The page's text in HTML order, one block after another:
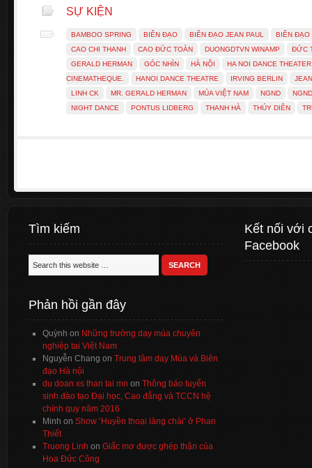
SỰ KIỆN
BAMBOO SPRING BIÊN ĐẠO BIÊN ĐẠO JEAN PAUL
BIÊN ĐẠO
CAO CHI THANH
CAO ĐỨC TOÀN DUONGDTVN WINAMP
ĐỨC
GERALD HERMAN
GÓC NHÌN HÀ NỘI
HA NOI DANCE
CINEMATHEQUE.
HANOI DANCE THEATRE IRVING BERLIN
LINH CK
MR. GERALD HERMAN MÚA VIỆT NAM NGND
NIGHT DANCE
PONTUS LIDBERG THANH HÀ THÚY DIÊN
Tìm kiếm
Phản hồi gần đây
Quỳnh on Những trường dạy múa chuyên
nghiệp tại Việt Nam
Nguyễn Chang on Trung tâm dạy Múa và Biên
đạo Hà nội
du doan xs than tai mn on Thông báo tuyển
sinh đào tạo Đại học, Cao đẳng và TCCN hệ
chính quy năm 2016
Minh on Show ‘Huyền thoại làng chài’ ở Phan
Thiết
Truong Linh on Giấc mơ được ghép thận của
Hoa Đức Công
Kết nối với
Facebook